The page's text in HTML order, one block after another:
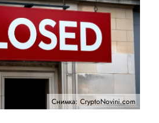
Снимка: CryptoNovini.com